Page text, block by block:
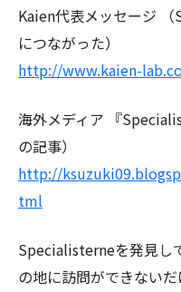
Kaien代表メッセージ
につながった）
http://www.kaien-
海外メディア 『
の記事）
http://
tml
Specialisterneを発見し
の地に訪問ができない